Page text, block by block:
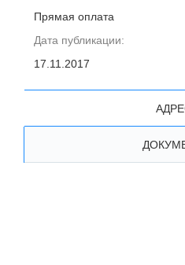
Прямая оплата
Дата публикации:
17.11.2017